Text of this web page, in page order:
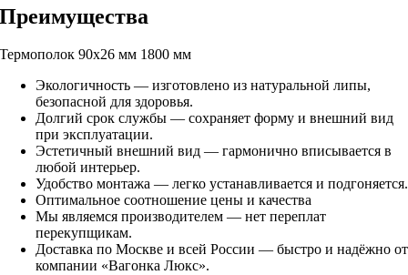
Преимущества
Термополок 90х26 мм 1800 мм
Экологичность — изготовлено из натуральной липы,
безопасной для здоровья.
Долгий срок службы — сохраняет форму и внешний вид
при эксплуатации.
Эстетичный внешний вид — гармонично вписывается в
любой интерьер.
Удобство монтажа — легко устанавливается и подгоняется.
Оптимальное соотношение цены и качества
Мы являемся производителем — нет переплат
перекупщикам.
Доставка по Москве и всей России — быстро и надёжно от
компании «Вагонка Люкс».